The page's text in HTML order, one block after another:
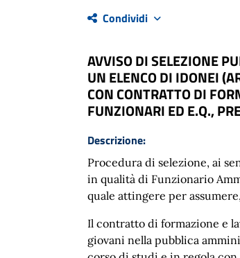
Condividi
AVVISO DI SELEZIONE
UN ELENCO DI IDONEI
CON CONTRATTO DI
FUNZIONARI ED E.Q.,
Descrizione:
Procedura di selezione, ai
in qualità di Funzionario
quale attingere per assumere,
Il contratto di formazione e
giovani nella pubblica